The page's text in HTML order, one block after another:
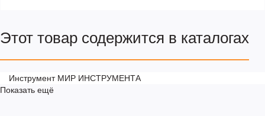
Этот товар содержится в каталогах
Инструмент МИР ИНСТРУМЕНТА
Показать ещё